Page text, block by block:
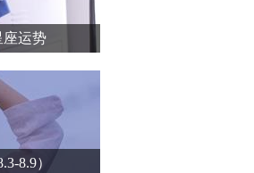
座运势
8.9）